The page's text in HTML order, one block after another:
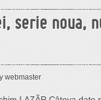
serie noua,
webmaster